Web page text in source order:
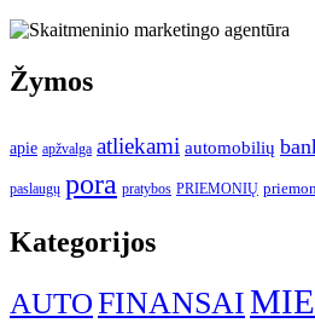
Žymos
apie apžvalga atliekami automobilių
paslaugų pora pratybos PRIEMONIŲ
Kategorijos
AUTOFINANSAI